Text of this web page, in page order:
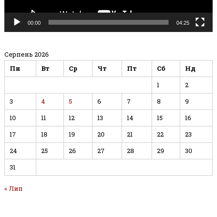
00:00 04:25
Серпень 2026
Пн
Вт Ср Чт Пт Сб
Нд
1
2
3
4 5 6 7 8
9
10
11 12 13 14 15
16
17
18 19 20 21 22
23
24
25 26 27 28 29
30
31
« Лип